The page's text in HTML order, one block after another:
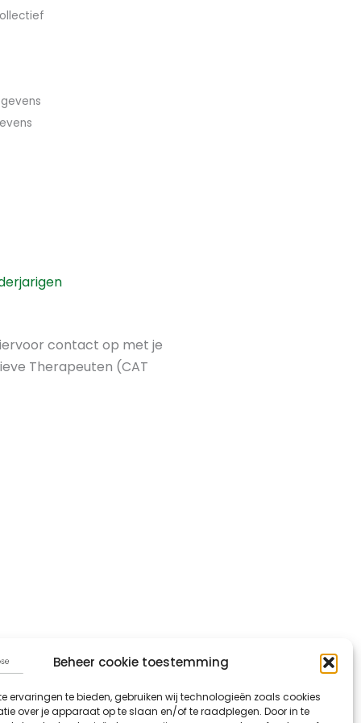
Beheer cookie toestemming
ervaringen te bieden, gebruiken wij technologieën zoals cookies
over je apparaat op te slaan en/of te raadplegen. Door in te
contact op met je
Therapeuten (CAT